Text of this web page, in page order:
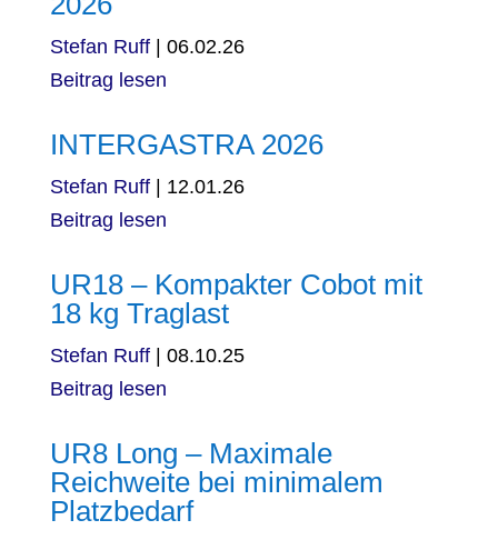
Stefan Ruff
06.02.26
Beitrag lesen
INTERGASTRA 2026
Stefan Ruff
12.01.26
Beitrag lesen
UR18 – Kompakter Cobot mit
18 kg Traglast
Stefan Ruff
08.10.25
Beitrag lesen
UR8 Long – Maximale
Reichweite bei minimalem
Platzbedarf